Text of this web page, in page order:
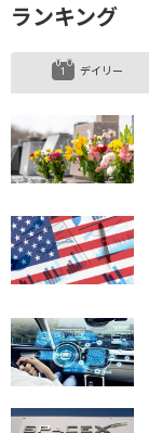
ランキング
デイリー